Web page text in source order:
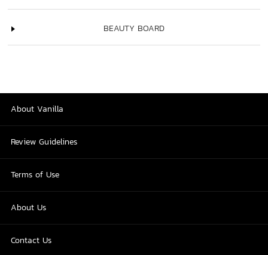
BEAUTY BOARD
About Vanilla
Review Guidelines
Terms of Use
About Us
Contact Us